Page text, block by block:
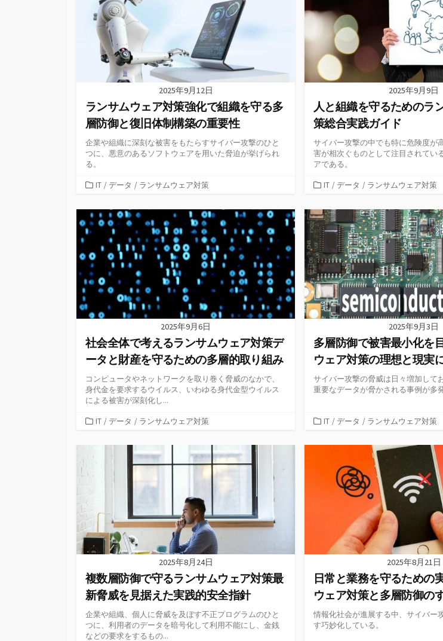
2025年9月12日
ランサムウェア対策強化で組織を守る多
層防御と復旧体制構築の重要性
企業や組織に深刻な被害をもたらすサイバー攻撃のひと
つに、悪意のあるソフトウェアを用いた脅迫が挙げられ
る。
カ
ゴ
リ
IT / データ / ランサムウェア対策
2025年9月9日
人と組織を守るためのラ
策総合実践ガイド
サイバー攻撃の中でも特に危険度が
害が相次ぐものとして注目されてい
アである。
カ
ゴ
リ
ー
IT / データ / ランサムウェア対策
2025年9月6日
社会全体で考えるランサムウェア対策デ
ータと財産を守るための多層的取り組み
コンピュータやネットワークを取り巻く脅威のなかで、
身代金を要求するウイルス、いわゆる身代金型ウイルス
による被害が深刻化し...
カ
リ
IT / データ / ランサムウェア対策
2025年9月3日
多層防御で被害最小化を
ウェア対策の理想と現実
サイバー攻撃の脅威は日々増加して
重要なデータが脅かされる事例が多
カ
ゴ
IT / データ / ランサムウェア対策
2025年8月24日
複数層防御で守るランサムウェア対策最
新脅威を見据えた実践的安全指針
企業や組織、個人に脅威を及ぼす不正プログラムのひと
つに、利用者のデータを暗号化して利用不能にし、金銭
などの要求をするもの...
2025年8月21日
日常と業務を守るための
ウェア対策と多層防御の
情報化社会が進展する中、サイバー
す巧妙化している。